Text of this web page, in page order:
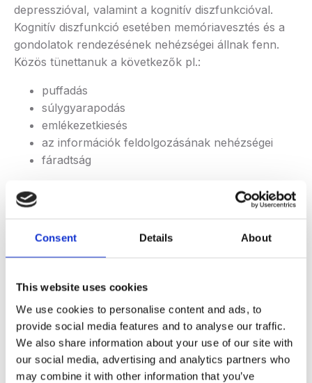
Consent Details About
This website uses cookies
We use cookies to personalise content and ads, to
provide social media features and to analyse our traffic.
We also share information about your use of our site with
our social media, advertising and analytics partners who
may combine it with other information that you’ve
depresszióval, valamint a kognitív diszfunkcióval.
Kognitív diszfunkció esetében memóriavesztés és a
gondolatok rendezésének nehézségei állnak fenn.
Közös tünettanuk a következők pl.:
puffadás
súlygyarapodás
emlékezetkiesés
az információk feldolgozásának nehézségei
fáradtság
Hyperthyreosis
túlműködése jellemez.
összefüggés van a hyperthyreosis és a következő
hiányos, hiperaktivitási zavar), alkalmazkodási- vagy
bipoláris rendellenesség, szorongás, depresszió és
öngyilkosság.
Az öngyilkosság közel ötször nagyobb